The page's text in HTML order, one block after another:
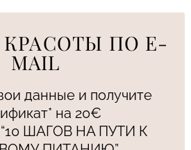
ПО E-
MAIL
данные и получите
на 20€
ШАГОВ НА ПУТИ К